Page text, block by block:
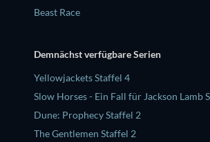
Beast Race
Demnächst verfügbare Serien
Yellowjackets Staffel 4
Slow Horses - Ein Fall für Jackson Lamb
Dune: Prophecy Staffel 2
The Gentlemen Staffel 2